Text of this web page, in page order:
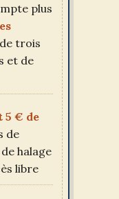
plus
trois
et de
5 € de
de
halage
libre